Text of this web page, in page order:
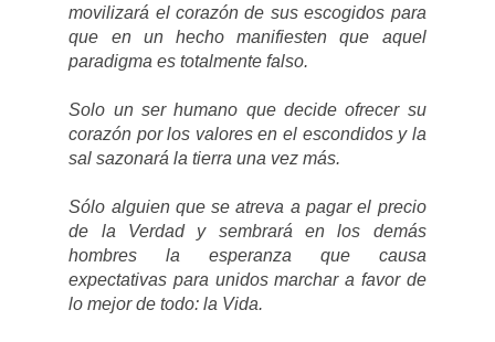
movilizará el corazón de sus escogidos para
que en un hecho manifiesten que aquel
paradigma es totalmente falso.
Solo un ser humano que decide ofrecer su
corazón por los valores en el escondidos y la
sal sazonará la tierra una vez más.
Sólo alguien que se atreva a pagar el precio
de la Verdad y sembrará en los demás
hombres la esperanza que causa
expectativas para unidos marchar a favor de
lo mejor de todo: la Vida.